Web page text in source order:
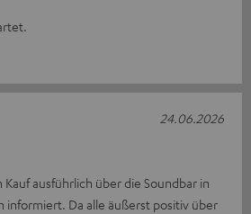
ausführlich über die Soundbar in
informiert. Da alle äußerst positiv über
24.06.2026